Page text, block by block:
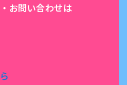
お問い合わせは